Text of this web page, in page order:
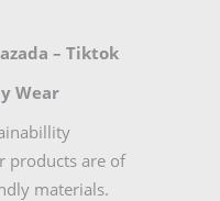
– Tiktok
Wear
products are of
materials.